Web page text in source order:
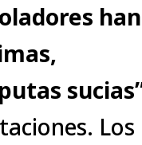
han
Los